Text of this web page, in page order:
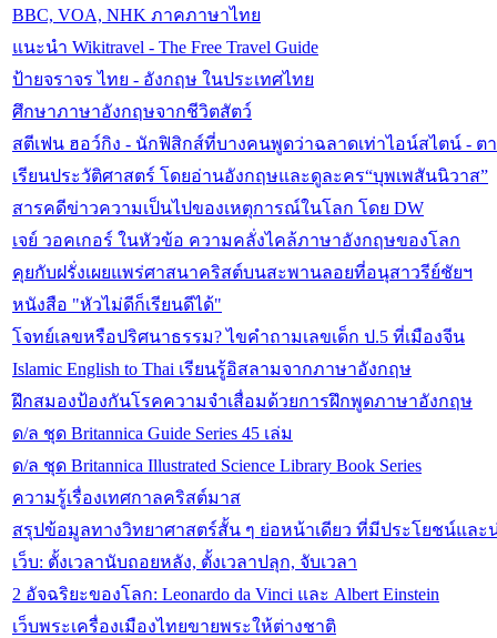
BBC, VOA, NHK ภาคภาษาไทย
แนะนำ Wikitravel - The Free Travel Guide
ป้ายจราจร ไทย - อังกฤษ ในประเทศไทย
ศึกษาภาษาอังกฤษจากชีวิตสัตว์
สตีเฟน ฮอว์กิง - นักฟิสิกส์ที่บางคนพูดว่าฉลาดเท่าไอน์สไตน์ - ต
เรียนประวัติศาสตร์ โดยอ่านอังกฤษและดูละคร“บุพเพสันนิวาส”
สารคดีข่าวความเป็นไปของเหตุการณ์ในโลก โดย DW
เจย์ วอคเกอร์ ในหัวข้อ ความคลั่งไคล้ภาษาอังกฤษของโลก
คุยกับฝรั่งเผยแพร่ศาสนาคริสต์บนสะพานลอยที่อนุสาวรีย์ชัยฯ
หนังสือ "หัวไม่ดีก็เรียนดีได้"
โจทย์เลขหรือปริศนาธรรม? ไขคำถามเลขเด็ก ป.5 ที่เมืองจีน
Islamic English to Thai เรียนรู้อิสลามจากภาษาอังกฤษ
ฝึกสมองป้องกันโรคความจำเสื่อมด้วยการฝึกพูดภาษาอังกฤษ
ด/ล ชุด Britannica Guide Series 45 เล่ม
ด/ล ชุด Britannica Illustrated Science Library Book Series
ความรู้เรื่องเทศกาลคริสต์มาส
สรุปข้อมูลทางวิทยาศาสตร์สั้น ๆ ย่อหน้าเดียว ที่มีประโยชน์และ
เว็บ: ตั้งเวลานับถอยหลัง, ตั้งเวลาปลุก, จับเวลา
2 อัจฉริยะของโลก: Leonardo da Vinci และ Albert Einstein
เว็บพระเครื่องเมืองไทยขายพระให้ต่างชาติ